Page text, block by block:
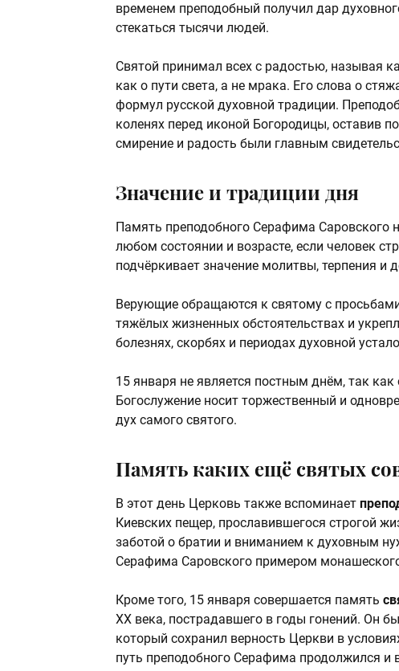
временем преподобный получил дар
стекаться тысячи людей.
Святой принимал всех с радостью, называя
как о пути света, а не мрака. Его слова о
формул русской духовной традиции.
коленях перед иконой Богородицы, оставив
смирение и радость были главным
Значение и традиции дня
Память преподобного Серафима Саровского
любом состоянии и возрасте, если человек
подчёркивает значение молитвы, терпения и
Верующие обращаются к святому с
тяжёлых жизненных обстоятельствах и
болезнях, скорбях и периодах духовной
15 января не является постным днём, так
Богослужение носит торжественный и
дух самого святого.
Память каких ещё святых
В этот день Церковь также вспоминает
Киевских пещер, прославившегося строгой
заботой о братии и вниманием к духовным
Серафима Саровского примером
Кроме того, 15 января совершается память
XX века, пострадавшего в годы гонений. Он
который сохранил верность Церкви в
путь преподобного Серафима продолжился и